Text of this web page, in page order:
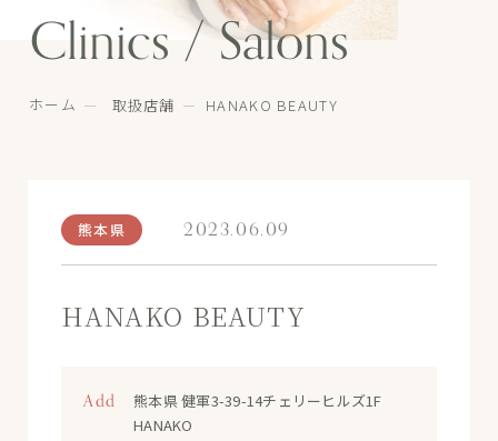
Clinics / Salons
ホーム 取扱店舗 HANAKO BEAUTY
熊本県 2023.06.09
HANAKO BEAUTY
Add
熊本県 健軍3-39-14チェリーヒルズ1F
HANAKO